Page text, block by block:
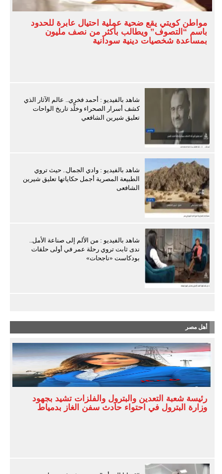
مواطن كويتي يقع ضحية عملية احتيال عابرة للحدود
باسم “التصوف” ويطالب بأكثر من نصف مليون
بمساعدة شخصيات دينية سودانية
شاهد بالفيديو : أحمد فخري.. عالم الآثار الذي
كشف أسرار الصحراء وخلّد تاريخ الواحات
تعليق شيرين الشافعي
شاهد بالفيديو : وادي الجمال.. حيث تروي
الطبيعة المصرية أجمل حكاياتها تعليق شيرين
الشافعى
شاهد بالفيديو : من الألم إلى صناعة الأمل..
ندى ثابت تروي رحلة عمر في أولى حلقات
بودكاست «ناجحات»
أهل مصر
رئيسة شعبة التعدين والبترول والفلزات تشيد بجهود
وزارة البترول في احتواء حادث سفن الغاز بدمياط